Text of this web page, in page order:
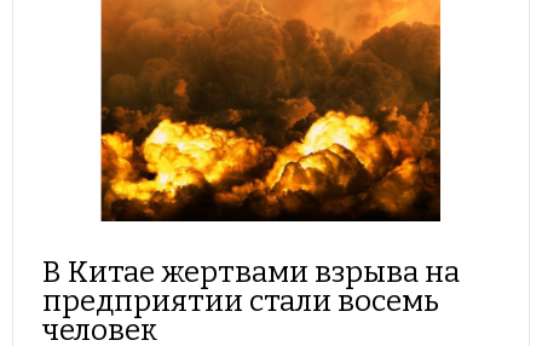
В Китае жертвами взрыва на
предприятии стали восемь
человек